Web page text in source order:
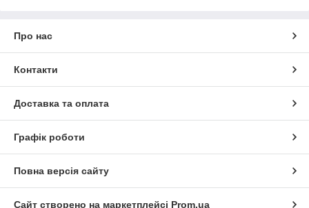
Про нас
Контакти
Доставка та оплата
Графік роботи
Повна версія сайту
Сайт створено на маркетплейсі Prom.ua